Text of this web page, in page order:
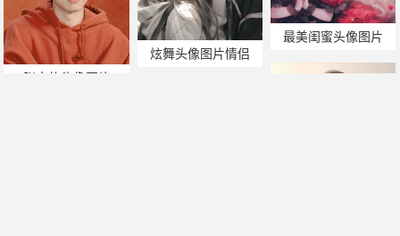
张杰的头像图片
炫舞头像图片情侣
最美闺蜜头像图片